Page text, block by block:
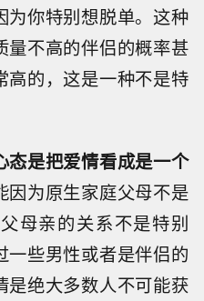
为你特别想脱单。这种
量不高的伴侣的概率甚
高的，这是一种不是特
态是把爱情看成是一个
因为原生家庭父母不是
母亲的关系不是特别
些男性或者是伴侣的
是绝大多数人不可能获